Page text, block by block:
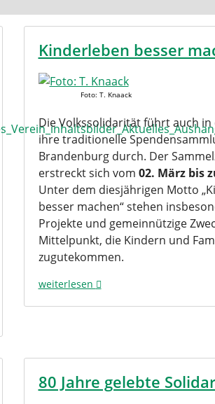
Kinderleben besser
Foto: T. Knaack
Die Volkssolidarität führt auch in
ihre traditionelle
Brandenburg durch. Der
erstreckt sich vom 02. März bis
Unter dem diesjährigen Motto
besser machen“ stehen
Projekte und gemeinnützige
Mittelpunkt, die Kindern und
zugutekommen.
weiterlesen
80 Jahre gelebte